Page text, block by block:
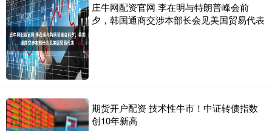
庄牛网配资官网 李在明与特朗普峰会前
夕，韩国通商交涉本部长会见美国贸易代表
期货开户配资 技术性牛市！中证转债指数
创10年新高